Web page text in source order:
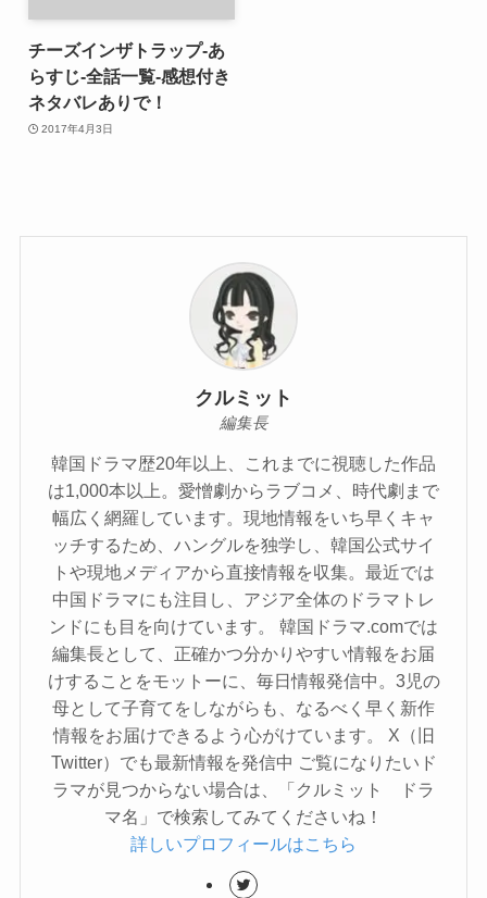
チーズインザトラップ-あ
らすじ-全話一覧-感想付き
ネタバレありで！
2017年4月3日
クルミット
編集長
韓国ドラマ歴20年以上、これまでに視聴した作品
は1,000本以上。愛憎劇からラブコメ、時代劇まで
幅広く網羅しています。現地情報をいち早くキャ
ッチするため、ハングルを独学し、韓国公式サイ
トや現地メディアから直接情報を収集。最近では
中国ドラマにも注目し、アジア全体のドラマトレ
ンドにも目を向けています。 韓国ドラマ.comでは
編集長として、正確かつ分かりやすい情報をお届
けすることをモットーに、毎日情報発信中。3児の
母として子育てをしながらも、なるべく早く新作
情報をお届けできるよう心がけています。 X（旧
Twitter）でも最新情報を発信中 ご覧になりたいド
ラマが見つからない場合は、「クルミット ドラ
マ名」で検索してみてくださいね！
詳しいプロフィールはこちら